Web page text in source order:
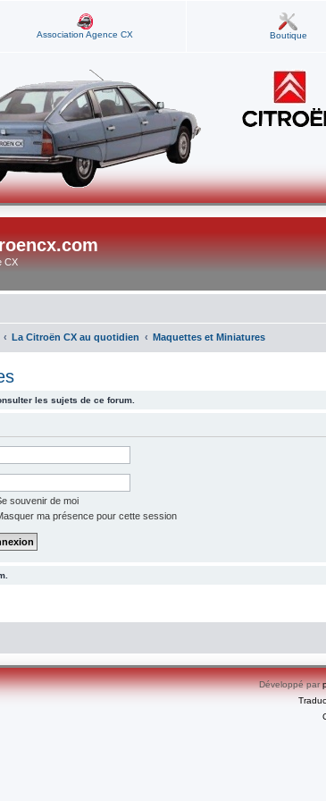
Association Agence CX Boutique
CX
La Citroën CX au quotidien Maquettes et Miniatures
les sujets de ce forum.
souvenir de moi
ma présence pour cette session
Développé par